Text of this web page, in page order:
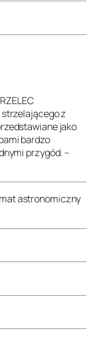
z
jako
bardzo
przygód. –
astronomiczny